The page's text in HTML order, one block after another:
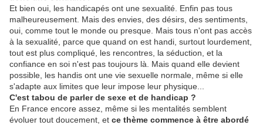
Et bien oui, les handicapés ont une sexualité. Enfin pas tous
malheureusement. Mais des envies, des désirs, des sentiments,
oui, comme tout le monde ou presque. Mais tous n'ont pas accès
à la sexualité, parce que quand on est handi, surtout lourdement,
tout est plus compliqué, les rencontres, la séduction, et la
confiance en soi n'est pas toujours là. Mais quand elle devient
possible, les handis ont une vie sexuelle normale, même si elle
s'adapte aux limites que leur impose leur physique...
C'est tabou de parler de sexe et de handicap ?
En France encore assez, même si les mentalités semblent
évoluer tout doucement, et ce thème commence à être abordé